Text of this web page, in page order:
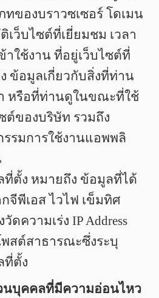
ทของบราวซเซอร์ โดเมน
เว็บไซต์ที่เยี่ยมชม เวลา
าใช้งาน ที่อยู่เว็บไซต์ที่
ข้อมูลเกี่ยวกับสิ่งที่ท่าน
หรือที่ท่านดูในขณะที่ใช้
ต์ของบริษัท รวมถึง
รมการใช้งานแอพพลิ
ที่ตั้ง หมายถึง ข้อมูลที่ได้
จีพีเอส ไวไฟ เข็มทิศ
วัดความเร่ง IP Address
สต์สาธารณะซึ่งระบุ
ที่ตั้ง
นบุคคลที่มีความอ่อนไหว